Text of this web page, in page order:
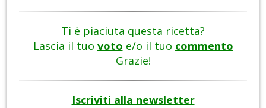
Ti è piaciuta questa ricetta?
Lascia il tuo voto e/o il tuo commento
Grazie!
Iscriviti alla newsletter